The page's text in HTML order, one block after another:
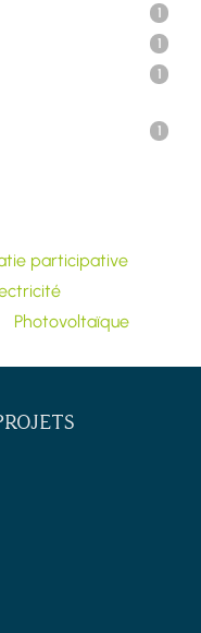
1
1
1
1
participative
Photovoltaïque